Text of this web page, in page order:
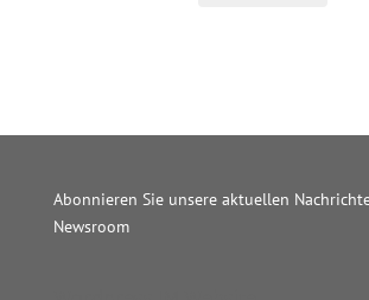
Abonnieren Sie unsere aktuellen
Newsroom